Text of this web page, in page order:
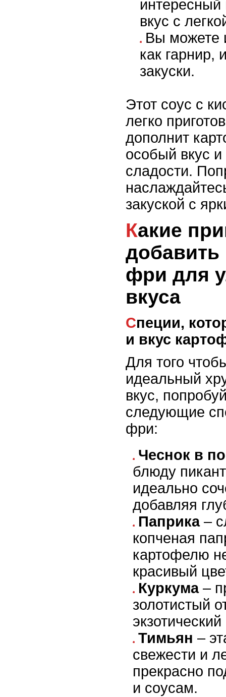
интересный
вкус с
Вы можете
как гарнир,
закуски.
Этот соус с
легко
дополнит
особый вкус
сладости.
закуской с
Какие приправы
добавить
фри для
вкуса
Специи, которые улучшат хруст
и вкус
Для того
идеальный
вкус,
следующие
фри:
Чеснок в
блюду
идеально
добавляя
Паприка–
копченая
картофелю
красивый
Куркума–
золотистый
экзотический
Тимьян –
свежести и
прекрасно
и соусам.